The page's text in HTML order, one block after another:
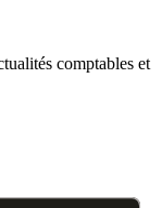
comptables et